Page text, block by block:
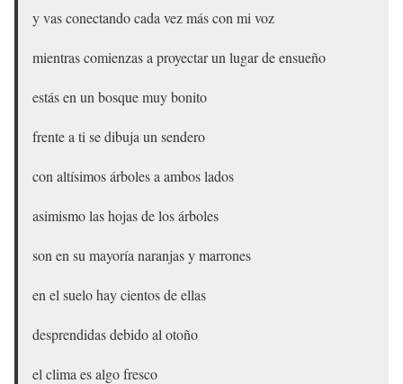
y vas conectando cada vez más con mi voz
mientras comienzas a proyectar un lugar de ensueño
estás en un bosque muy bonito
frente a ti se dibuja un sendero
con altísimos árboles a ambos lados
asimismo las hojas de los árboles
son en su mayoría naranjas y marrones
en el suelo hay cientos de ellas
desprendidas debido al otoño
el clima es algo fresco